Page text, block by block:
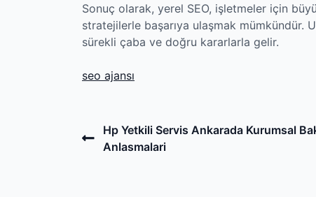
Sonuç olarak, yerel SEO, işletmeler için
stratejilerle başarıya ulaşmak mümkündür.
sürekli çaba ve doğru kararlarla gelir.
seo ajansı
Post
navigation
Previous
Post
Hp Yetkili Servis Ankarada Kurumsal
Anlasmalari